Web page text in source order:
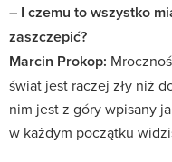
– I czemu to wszystko
zaszczepić?
Marcin Prokop:
świat jest raczej zły niż
nim jest z góry wpisany
w każdym początku